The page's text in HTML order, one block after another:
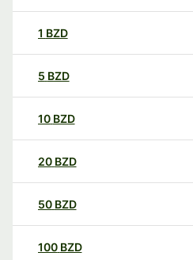
1 BZD
5 BZD
10 BZD
20 BZD
50 BZD
100 BZD